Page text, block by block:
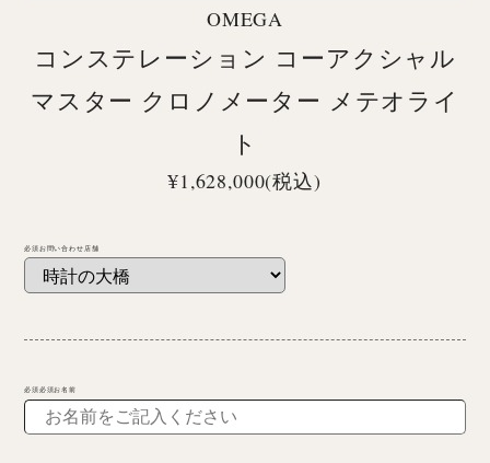
OMEGA
コンステレーション コーアクシャル
マスター クロノメーター メテオライ
ト
¥1,628,000(税込)
必須お問い合わせ店舗
必須必須お名前